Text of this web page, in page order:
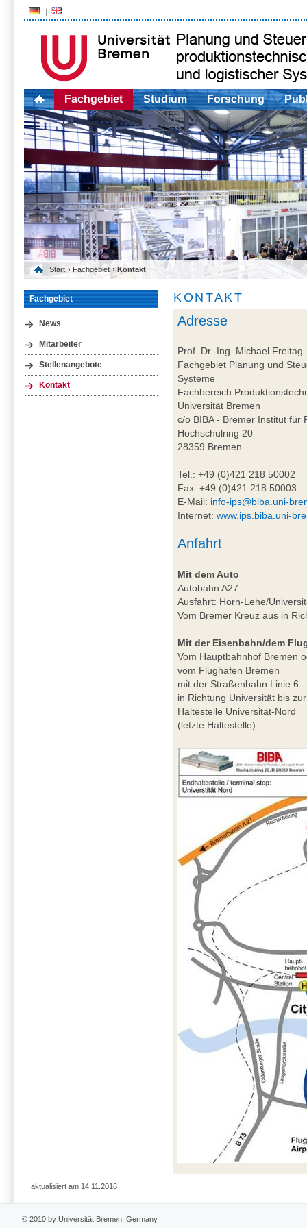
Fachgebiet Studium Forschung
Start › Fachgebiet › Kontakt
Fachgebiet
News
Mitarbeiter
Stellenangebote
Kontakt
KONTAKT
Adresse
Prof. Dr.-Ing. Michael Freitag
Fachgebiet Planung und
Systeme
Fachbereich
Universität Bremen
c/o BIBA - Bremer Institut für
Hochschulring 20
28359 Bremen
Tel.: +49 (0)421 218 50002
Fax: +49 (0)421 218 50003
E-Mail: info-ips@biba.uni-
Internet:www.ips.biba.uni-
Anfahrt
Mit dem Auto
Autobahn A27
Ausfahrt: Horn-Lehe/
Vom Bremer Kreuz aus in
Mit der Eisenbahn/dem
Vom Hauptbahnhof Bremen
vom Flughafen Bremen
mit der Straßenbahn Linie 6
in Richtung Universität bis zur
Haltestelle Universität-Nord
(letzte Haltestelle)
aktualisiert am 14.11.2016
© 2010 by Universität Bremen, Germany